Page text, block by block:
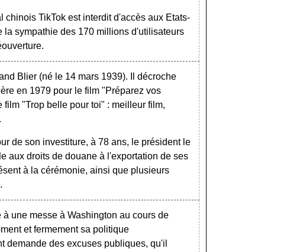
TikTok est interdit d'accès aux Etats-
la sympathie des 170 millions d'utilisateurs
Blier (né le 14 mars 1939). Il décroche
en 1979 pour le film "Préparez vos
"Trop belle pour toi" : meilleur film,
de son investiture, à 78 ans, le président le
aux droits de douane à l'exportation de ses
à la cérémonie, ainsi que plusieurs
une messe à Washington au cours de
et fermement sa politique
demande des excuses publiques, qu'il